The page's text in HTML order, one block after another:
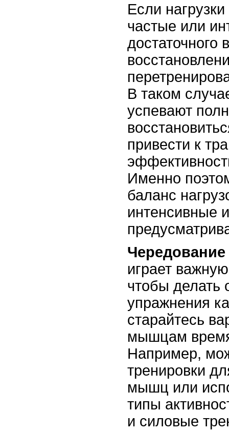
Если
частые или
достаточного
В таком
успевают
привести к
Именно
баланс
интенсивные
играет
чтобы делать
упражнения
старайтесь
мышцам
Например,
тренировки
мышц или
типы
и силовые